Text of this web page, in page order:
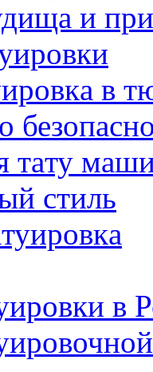
и
в
тaту
стиль
в